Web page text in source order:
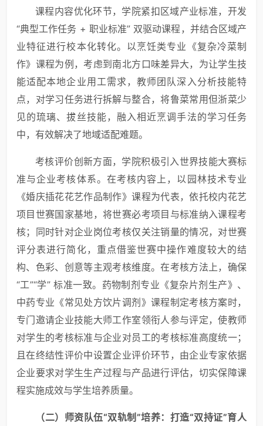
课程内容优化环节，学院紧扣区域产业标准，开发
“典型工作任务 + 职业标准” 双驱动课程，并结合区域产
业特征进行校本化转化。以烹饪类专业《复杂冷菜制
作》课程为例，考虑到南北方口味差异大，为让学生技
能适配本地企业用工需求，教师团队深入分析技能特
点，对学习任务进行拆解与整合，将鲁菜常用但浙菜少
见的琉璃、拔丝技能，融入相近烹调手法的学习任务
中，有效解决了地域适配难题。
考核评价创新方面，学院积极引入世界技能大赛标
准与企业考核体系。在考核内容上，以园林技术专业
《婚庆插花花艺作品制作》课程为代表，依托校内花艺
项目世赛国家基地，将世赛必考项目与标准纳入课程考
核；同时针对企业岗位考核仅关注销量的情况，对世赛
评分表进行简化，重点借鉴世赛中操作难度较大的结
构、色彩、创意等主观考核维度。在考核方法上，确保
“工”“学” 标准一致。药物制剂专业《复杂片剂生产》、
中药专业《常见处方饮片调剂》课程制定考核方案时，
专门邀请企业技能大师工作室领衔人参与评定，使教师
对学生的考核标准与企业对员工的考核标准高度统一；
且在终结性评价中设置企业评价环节，由企业专家依据
企业要求对学生生产过程与产品进行评估，切实保障课
程实施成效与学生培养质量。
（二）师资队伍“双轨制”培养：打造“双持证”育人